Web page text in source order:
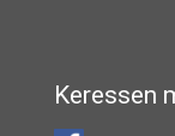
Keressen